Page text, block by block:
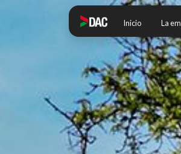
Inicio La